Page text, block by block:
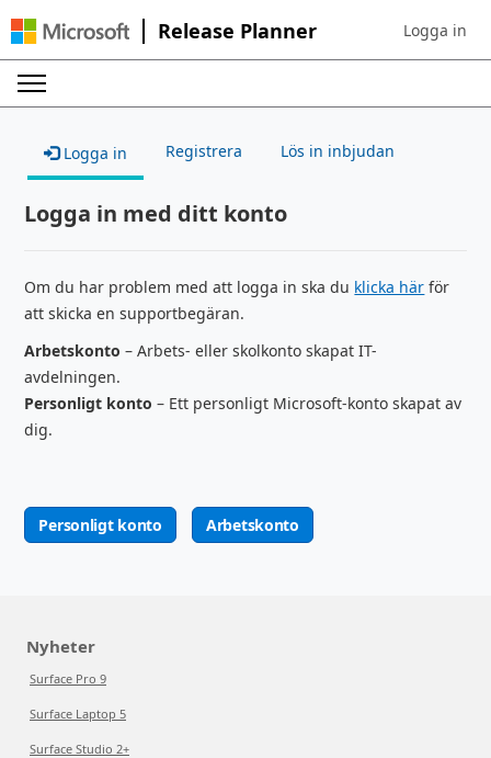
Release Planner Sign in to
Logga in
Logga in Registrera Lös in inbjudan
Logga in med ditt konto
Om du har problem med att logga in ska du klicka här för
att skicka en supportbegäran.
Arbetskonto – Arbets- eller skolkonto skapat IT-
avdelningen.
Personligt konto – Ett personligt Microsoft-konto skapat av
dig.
Personligt konto Arbetskonto
Nyheter
Surface Pro 9
Surface Laptop 5
Surface Studio 2+